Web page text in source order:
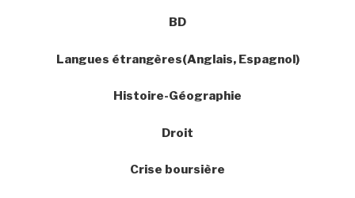
BD
Langues étrangères(Anglais, Espagnol)
Histoire-Géographie
Droit
Crise boursière